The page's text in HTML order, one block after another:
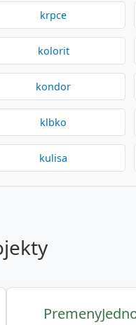
krpce
kolorit
kondor
klbko
kulisa